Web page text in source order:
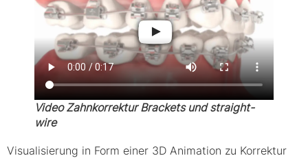
Video Zahnkorrektur Brackets und straight-
wire
Visualisierung in Form einer 3D Animation zu Korrektur